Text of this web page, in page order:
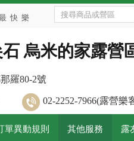
烏米的家露營
羅80-2號
02-2252-7966(露營樂
單異動規則 其他服務 露